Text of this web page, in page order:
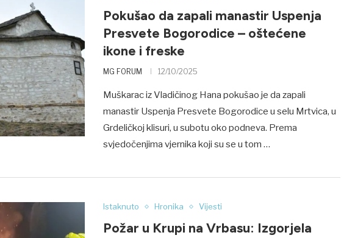
Pokušao da zapali manastir Uspenja
Presvete Bogorodice – oštećene
ikone i freske
MG FORUM 12/10/2025
Muškarac iz Vladičinog Hana pokušao je da zapali
manastir Uspenja Presvete Bogorodice u selu Mrtvica, u
Grdeličkoj klisuri, u subotu oko podneva. Prema
svjedočenjima vjernika koji su se u tom …
Istaknuto Hronika Vijesti
Požar u Krupi na Vrbasu: Izgorjela